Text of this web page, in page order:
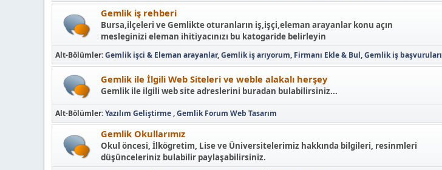
Gemlik iş rehberi
Bursa,ilçeleri ve Gemlikte oturanların iş,işçi,eleman arayanlar konu açın
mesleginizi eleman ihitiyacınızı bu katogaride belirleyin
Alt-Bölümler Gemlik işci & Eleman arayanlar Gemlik iş arıyorum Firmanı Ekle & Bul Gemlik iş başvuruları
Gemlik ile İlgili Web Siteleri ve weble alakalı herşey
Gemlik ile ilgili web site adreslerini buradan bulabilirsiniz...
Alt-Bölümler Yazılım Geliştirme Gemlik Forum Web Tasarım
Gemlik Okullarımız
Okul öncesi, İlkögretim, Lise ve Üniversitelerimiz hakkında bilgileri, resinmleri
düşünceleriniz bulabilir paylaşabilirsiniz.